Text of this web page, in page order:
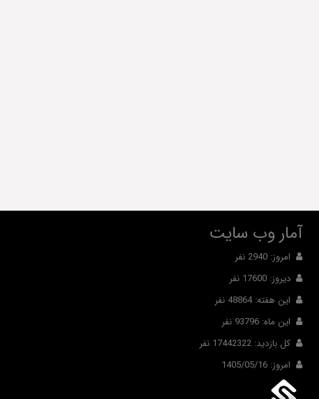
آمار وب سایت
امروز: 2940 نفر
دیروز: 17600 نفر
این هفته: 48864 نفر
این ماه: 93796 نفر
کل بازدید: 17442322 نفر
امروز: 1405/05/16